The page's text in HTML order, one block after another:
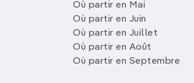
Où partir en Mai
Où partir en Juin
Où partir en Juillet
Où partir en Août
Où partir en Septembre